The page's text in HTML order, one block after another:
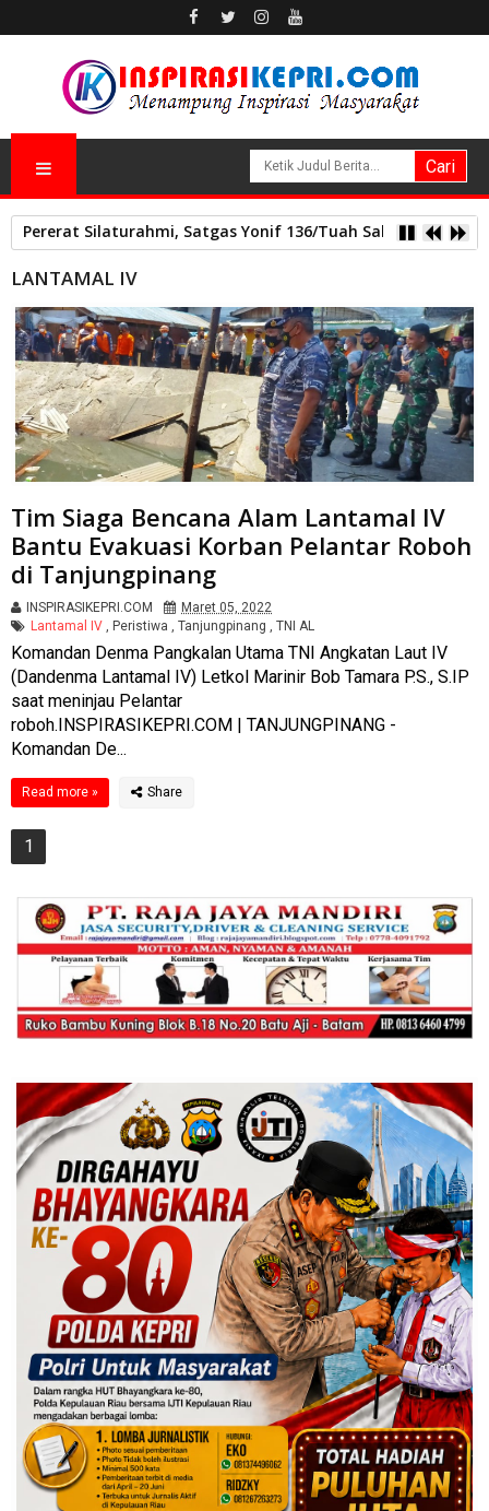
Pererat Silaturahmi, Satgas Yonif 136/Tuah Sakti Pos Ilu
LANTAMAL IV
Tim Siaga Bencana Alam Lantamal IV
Bantu Evakuasi Korban Pelantar Roboh
di Tanjungpinang
INSPIRASIKEPRI.COM
Maret 05, 2022
Lantamal IV , Peristiwa , Tanjungpinang , TNI AL
Komandan Denma Pangkalan Utama TNI Angkatan Laut IV
(Dandenma Lantamal IV) Letkol Marinir Bob Tamara P.S., S.IP
saat meninjau Pelantar
roboh.INSPIRASIKEPRI.COM | TANJUNGPINANG -
Komandan De...
Read more »
1